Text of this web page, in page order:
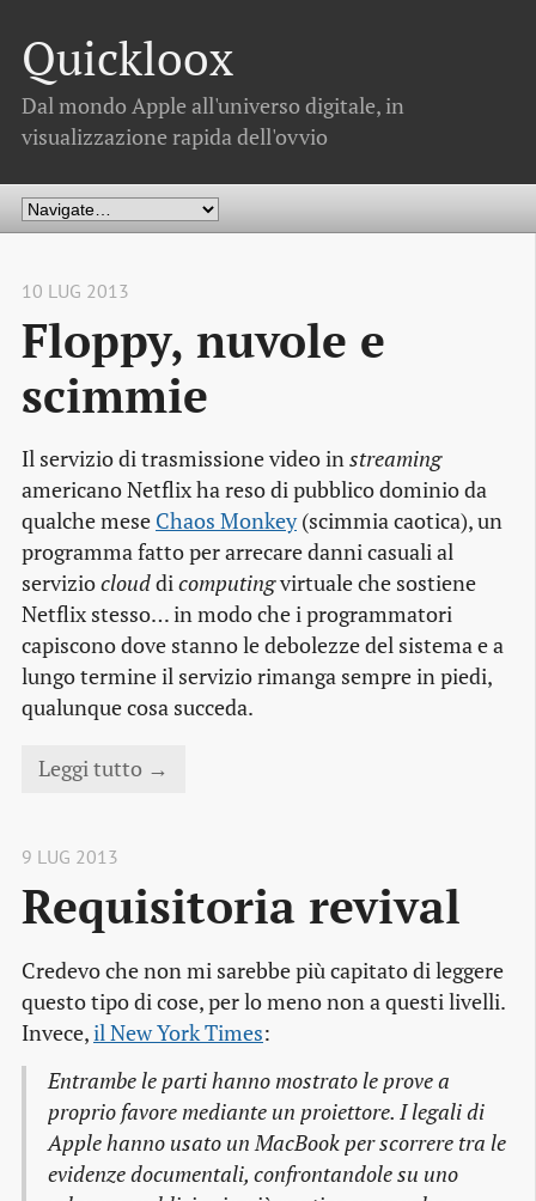
Quickloox
Dal mondo Apple all'universo digitale, in
visualizzazione rapida dell'ovvio
10 LUG 2013
Floppy, nuvole e
scimmie
Il servizio di trasmissione video instreaming
americano Netflix ha reso di pubblico dominio da
qualche mese Chaos Monkey(scimmia caotica), un
programma fatto per arrecare danni casuali al
servizioclouddicomputingvirtuale che sostiene
Netflix stesso… in modo che i programmatori
capiscono dove stanno le debolezze del sistema e a
lungo termine il servizio rimanga sempre in piedi,
qualunque cosa succeda.
Leggi tutto →
9 LUG 2013
Requisitoria revival
Credevo che non mi sarebbe più capitato di leggere
questo tipo di cose, per lo meno non a questi livelli.
Invece,il New York Times:
Entrambe le parti hanno mostrato le prove a
proprio favore mediante un proiettore. I legali di
Apple hanno usato un MacBook per scorrere tra le
evidenze documentali, confrontandole su uno